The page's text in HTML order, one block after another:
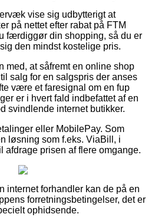
vise sig udbytterigt at
på nettet efter rabat på FTM
færdiggør din shopping, så du er
den mindst kostelige pris.
med, at såfremt en online shop
salg for en salgspris der anses
være et faresignal om en fup
er i hvert fald indbefattet af en
svindlende internet butikker.
eller MobilePay. Som
løsning som f.eks. ViaBill, i
prisen af flere omgange.
internet forhandler kan de på en
forretningsbetingelser, det er
ophidsende.